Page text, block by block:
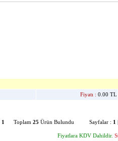
Fiyatı : 0.00 TL
1 Toplam 25 Ürün Bulundu Sayfalar : 1
Fiyatlara KDV Dahildir.